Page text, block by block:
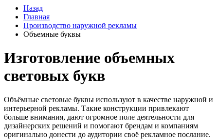
Назад
Главная
Производство наружной рекламы
Объемные буквы
Изготовление объемных
световых букв
Объёмные световые буквы используют в качестве наружной и
интерьерной рекламы. Такие конструкции привлекают
больше внимания, дают огромное поле деятельности для
дизайнерских решений и помогают брендам и компаниям
оригинально донести до аудитории своё рекламное послание.